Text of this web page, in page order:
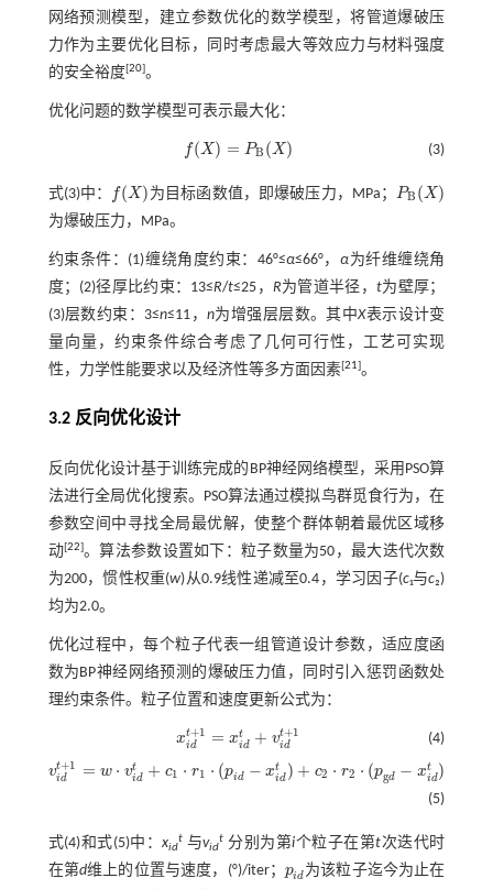
网络预测模型，建立参数优化的数学模型，将管道爆破压
力作为主要优化目标，同时考虑最大等效应力与材料强度
的安全裕度[20]。
优化问题的数学模型可表示最大化：
f(X) = PB (X)
f(X)=PB(X ) (3)
式(3)中： f(X)
f(X) 为目标函数值，即爆破压力，MPa； PB (X)
PB( X)
为爆破压力，MPa。
约束条件：(1)缠绕角度约束：46°≤α≤66°，α为纤维缠绕角
度；(2)径厚比约束：13≤R/t≤25， R为管道半径，t为壁厚；
(3)层数约束：3≤n≤11，n为增强层层数。其中X表示设计变
量向量，约束条件综合考虑了几何可行性，工艺可实现
性，力学性能要求以及经济性等多方面因素[21]。
3.2 反向优化设计
反向优化设计基于训练完成的BP神经网络模型，采用PSO算
法进行全局优化搜索。PSO算法通过模拟鸟群觅食行为，在
参数空间中寻找全局最优解，使整个群体朝着最优区域移
动[22]。算法参数设置如下：粒子数量为50，最大迭代次数
为200，惯性权重(w)从0.9线性递减至0.4，学习因子(c₁与c₂)
均为2.0。
优化过程中，每个粒子代表一组管道设计参数，适应度函
数为BP神经网络预测的爆破压力值，同时引入惩罚函数处
理约束条件。粒子位置和速度更新公式为：
xt+1
id = xt
id + vt+1
id
xidt + 1=x idt+ vid t+1 (4)
vt+1
id = w ⋅ vt
id + c1 ⋅ r1 ⋅ (pid − xt
id ) + c2 ⋅ r2 ⋅ (pgd − xt
id)
vidt+ 1=w·v i dt+c 1·r 1·( p id-x i dt)+c 2·r 2·(pg d-x idt )
(5)
式(4)和式(5)中：xid
t 与vid
t 分别为第i个粒子在第t次迭代时
在第d维上的位置与速度，(°)/iter； pid
pid为该粒子迄今为止在